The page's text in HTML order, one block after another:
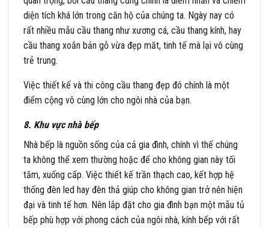
diện tích khá lớn trong căn hộ của chúng ta. Ngày nay có
rất nhiều mẫu cầu thang như xương cá, cầu thang kính, hay
cầu thang xoắn bản gỗ vừa đẹp măt, tinh tế mà lại vô cùng
trẻ trung.
Việc thiết kế và thi công cầu thang đẹp đó chính là một
điểm cộng vô cùng lớn cho ngôi nhà của bạn.
8. Khu vực nhà bếp
Nhà bếp là nguồn sống của cả gia đình, chính vì thế chúng
ta không thể xem thường hoặc để cho không gian này tối
tăm, xuống cấp. Việc thiết kế trần thạch cao, kết hợp hệ
thống đèn led hay đèn thả giúp cho không gian trở nên hiện
đại và tinh tế hơn. Nên lắp đặt cho gia đình bạn một mẫu tủ
bếp phù hợp với phong cách của ngôi nhà, kính bếp với rất